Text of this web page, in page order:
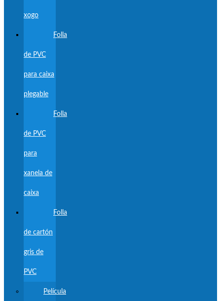
xogo
Folla
de PVC
para caixa
plegable
Folla
de PVC
para
xanela de
caixa
Folla
de cartón
gris de
PVC
Película